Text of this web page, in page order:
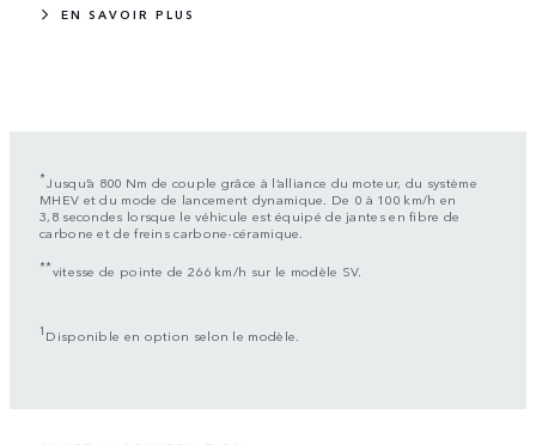
EN SAVOIR PLUS
*Jusqu’à 800 Nm de couple grâce à l’alliance du moteur, du système
MHEV et du mode de lancement dynamique. De 0 à 100 km/h en
3,8 secondes lorsque le véhicule est équipé de jantes en fibre de
carbone et de freins carbone-céramique.
**vitesse de pointe de 266 km/h sur le modèle SV.
1 Disponible en option selon le modèle.